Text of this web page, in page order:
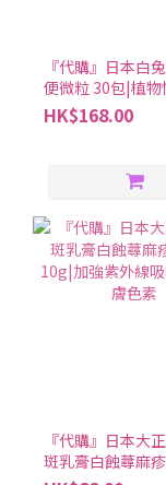
『代購』日本白
便微粒 30包|植物
溫和促進宿便排出
HK$168.00
『代購』日本大
斑乳膏白蝕蕁麻